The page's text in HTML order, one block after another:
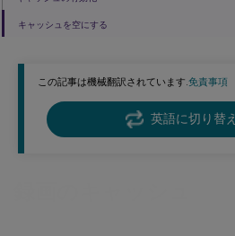
この記事は機械翻訳されています.免責事項
英語に切り替え
キャッシュを空にする